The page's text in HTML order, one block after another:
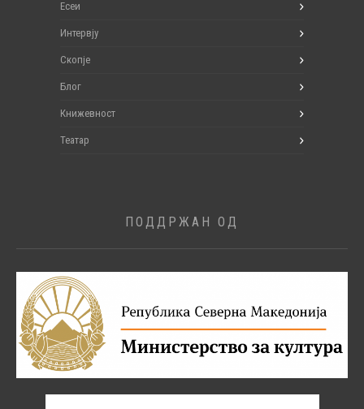
Есеи
Интервју
Скопје
Блог
Книжевност
Театар
ПОДДРЖАН ОД